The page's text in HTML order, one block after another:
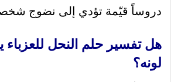
دروساً قيّمة تؤدي إلى نضوج
هل تفسير حلم النحل للعزباء
لونه؟